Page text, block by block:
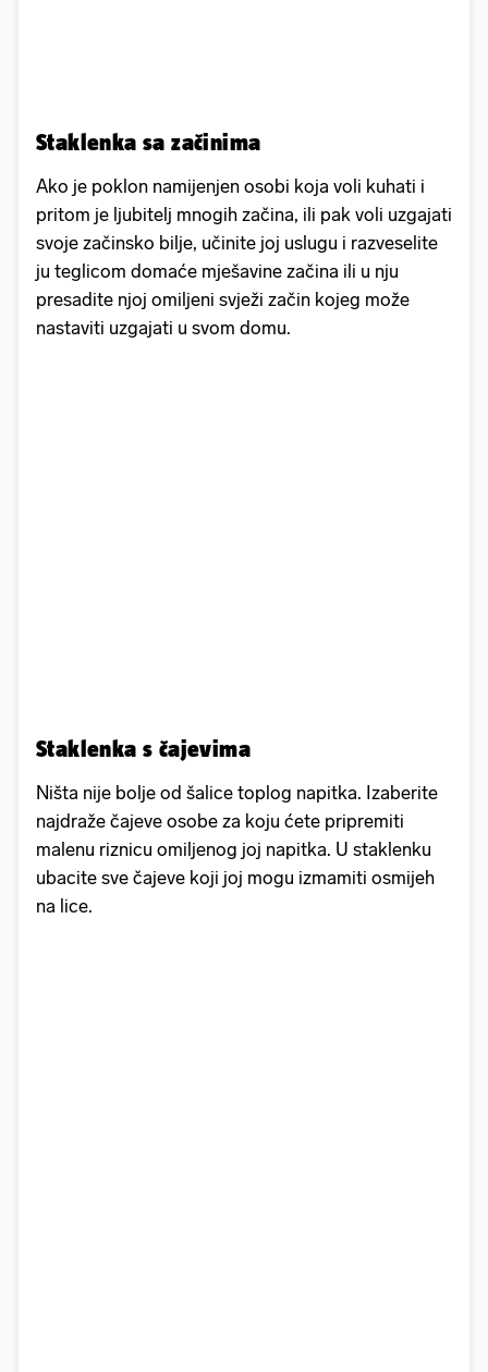
Staklenka sa začinima
Ako je poklon namijenjen osobi koja voli kuhati i
pritom je ljubitelj mnogih začina, ili pak voli uzgajati
svoje začinsko bilje, učinite joj uslugu i razveselite
ju teglicom domaće mješavine začina ili u nju
presadite njoj omiljeni svježi začin kojeg može
nastaviti uzgajati u svom domu.
Staklenka s čajevima
Ništa nije bolje od šalice toplog napitka. Izaberite
najdraže čajeve osobe za koju ćete pripremiti
malenu riznicu omiljenog joj napitka. U staklenku
ubacite sve čajeve koji joj mogu izmamiti osmijeh
na lice.